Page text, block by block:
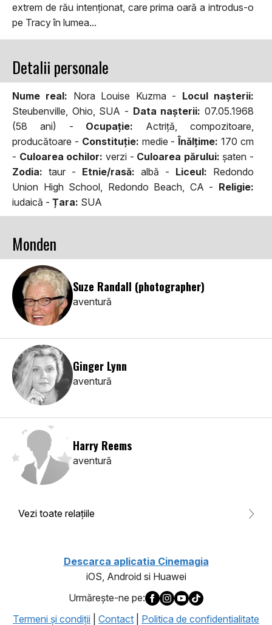
extrem de rău intenționat, care prima oară a introdus-o
pe Tracy în lumea...
Detalii personale
Nume real: Nora Louise Kuzma - Locul naşterii:
Steubenville, Ohio, SUA - Data naşterii: 07.05.1968
(58 ani) - Ocupaţie: Actriță, compozitoare,
producătoare - Constituţie: medie -Înălţime: 170 cm
- Culoarea ochilor: verzi - Culoarea părului: şaten -
Zodia: taur - Etnie/rasă: albă - Liceul: Redondo
Union High School, Redondo Beach, CA - Religie:
iudaică - Țara: SUA
Monden
Suze Randall (photographer)
aventură
Ginger Lynn
aventură
Harry Reems
aventură
Vezi toate relaţiile
Descarca aplicatia Cinemagia
iOS, Android si Huawei
Urmăreşte-ne pe:
Termeni şi condiţii
Contact Politica de confidentialitate